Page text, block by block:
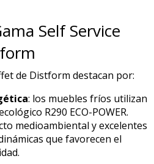
Self Service
de Distform destacan por:
: los muebles fríos utilizan
R290 ECO-POWER.
medioambiental y excelentes
que favorecen el